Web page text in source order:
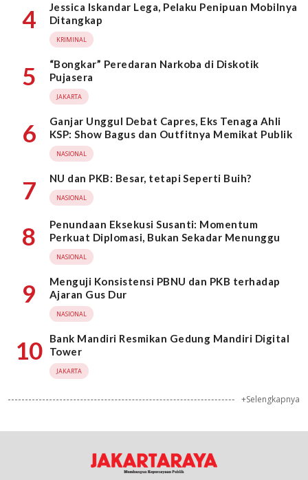
4
Jessica Iskandar Lega, Pelaku Penipuan Mobilnya
Ditangkap
KRIMINAL
5
“Bongkar” Peredaran Narkoba di Diskotik
Pujasera
JAKARTA
6
Ganjar Unggul Debat Capres, Eks Tenaga Ahli
KSP: Show Bagus dan Outfitnya Memikat Publik
NASIONAL
7 NU dan PKB: Besar, tetapi Seperti Buih?
NASIONAL
8
Penundaan Eksekusi Susanti: Momentum
Perkuat Diplomasi, Bukan Sekadar Menunggu
NASIONAL
9
Menguji Konsistensi PBNU dan PKB terhadap
Ajaran Gus Dur
NASIONAL
10
Bank Mandiri Resmikan Gedung Mandiri Digital
Tower
JAKARTA
+Selengkapnya